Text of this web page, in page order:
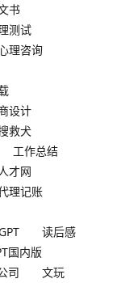
书
测试
理咨询
设计
救犬
工作总结
才网
理记账
读后感
国内版
司
文玩